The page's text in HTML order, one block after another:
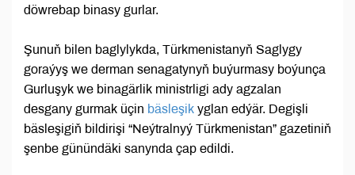
döwrebap binasy gurlar.
Şunuň bilen baglylykda, Türkmenistanyň Saglygy
goraýyş we derman senagatynyň buýurmasy boýunça
Gurluşyk we binagärlik ministrligi ady agzalan
desgany gurmak üçin bäsleşik yglan edýär. Degişli
bäsleşigiň bildirişi “Neýtralnyý Türkmenistan” gazetiniň
şenbe günündäki sanynda çap edildi.